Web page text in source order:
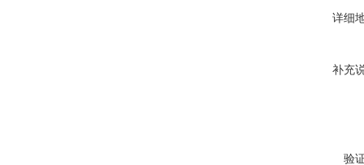
详细
补充
验